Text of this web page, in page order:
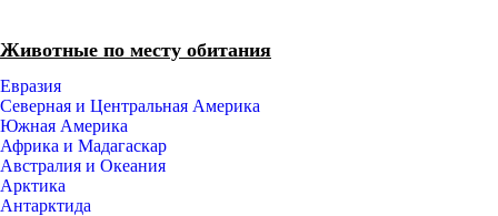
Животные по месту обитания
Евразия
Северная и Центральная Америка
Южная Америка
Африка и Мадагаскар
Австралия и Океания
Арктика
Антарктида